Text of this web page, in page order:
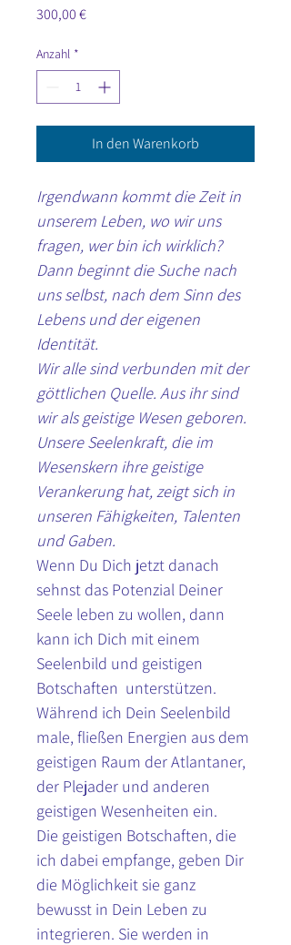
300,00 €Preis
Anzahl *
In den Warenkorb
Irgendwann kommt die Zeit in
unserem Leben, wo wir uns
fragen, wer bin ich wirklich?
Dann beginnt die Suche nach
uns selbst, nach dem Sinn des
Lebens und der eigenen
Identität.
Wir alle sind verbunden mit der
göttlichen Quelle. Aus ihr sind
wir als geistige Wesen geboren.
Unsere Seelenkraft, die im
Wesenskern ihre geistige
Verankerung hat, zeigt sich in
unseren Fähigkeiten, Talenten
und Gaben.
Wenn Du Dich jetzt danach
sehnst das Potenzial Deiner
Seele leben zu wollen, dann
kann ich Dich mit einem
Seelenbild und geistigen
Botschaften  unterstützen.
Während ich Dein Seelenbild
male, fließen Energien aus dem
geistigen Raum der Atlantaner,
der Plejader und anderen
geistigen Wesenheiten ein.
Die geistigen Botschaften, die
ich dabei empfange, geben Dir
die Möglichkeit sie ganz
bewusst in Dein Leben zu
integrieren. Sie werden in